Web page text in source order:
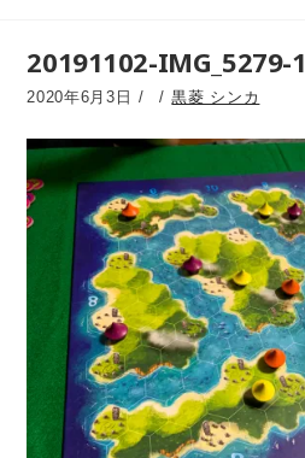
イ
ス20191102-IMG_5279-1
2020年6月3日 黒菱 シンカ